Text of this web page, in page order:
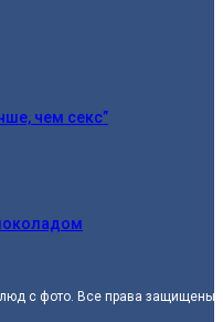
чем секс”
с фото. Все права защищены.